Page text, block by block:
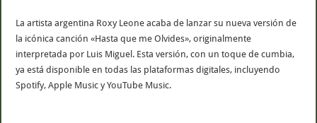
La artista argentina Roxy Leone acaba de lanzar su nueva versión de
la icónica canción «Hasta que me Olvides», originalmente
interpretada por Luis Miguel. Esta versión, con un toque de cumbia,
ya está disponible en todas las plataformas digitales, incluyendo
Spotify, Apple Music y YouTube Music.